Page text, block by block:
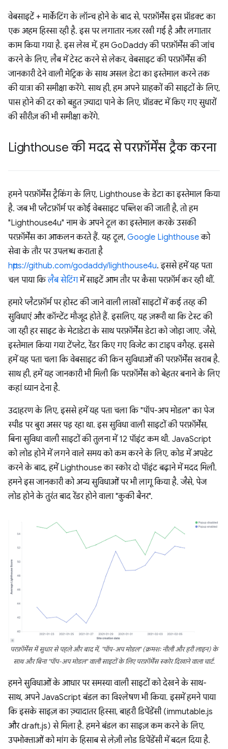
वेबसाइटें + मार्केटिंग के लॉन्च होने के बाद से, परफ़ॉर्मेंस इस प्रॉडक्ट का
एक अहम हिस्सा रही है. इस पर लगातार नज़र रखी गई है और लगातार
काम किया गया है. इस लेख में, हम GoDaddy की परफ़ॉर्मेंस की जांच
करने के लिए, लैब में टेस्ट करने से लेकर, वेबसाइट की परफ़ॉर्मेंस की
जानकारी देने वाली मेट्रिक के साथ असल डेटा का इस्तेमाल करने तक
की यात्रा की समीक्षा करेंगे. साथ ही, हम अपने ग्राहकों की साइटों के लिए,
पास होने की दर को बहुत ज़्यादा पाने के लिए, प्रॉडक्ट में किए गए सुधारों
की सीरीज़ की भी समीक्षा करेंगे.
Lighthouse की मदद से परफ़ॉर्मेंस ट्रैक करना
हमने परफ़ॉर्मेंस ट्रैकिंग के लिए, Lighthouse के डेटा का इस्तेमाल किया
है. जब भी प्लैटफ़ॉर्म पर कोई वेबसाइट पब्लिश की जाती है, तो हम
"Lighthouse4u" नाम के अपने टूल का इस्तेमाल करके उसकी
परफ़ॉर्मेंस का आकलन करते हैं. यह टूल, Google Lighthouseको
सेवा के तौर पर उपलब्ध कराता है
https://github.com/godaddy/lighthouse4u. इससे हमें यह पता
चल पाया किलैब सेटिंगमें साइटें आम तौर पर कैसा परफ़ॉर्म कर रही थीं.
हमारे प्लैटफ़ॉर्म पर होस्ट की जाने वाली लाखों साइटों में कई तरह की
सुविधाएं और कॉन्टेंट मौजूद होते हैं. इसलिए, यह ज़रूरी था कि टेस्ट की
जा रही हर साइट के मेटाडेटा के साथ परफ़ॉर्मेंस डेटा को जोड़ा जाए. जैसे,
इस्तेमाल किया गया टेंप्लेट, रेंडर किए गए विजेट का टाइप वगैरह. इससे
हमें यह पता चला कि वेबसाइट की किन सुविधाओं की परफ़ॉर्मेंस खराब है.
साथ ही, हमें यह जानकारी भी मिली कि परफ़ॉर्मेंस को बेहतर बनाने के लिए
कहां ध्यान देना है.
उदाहरण के लिए, इससे हमें यह पता चला कि "पॉप-अप मोडल" का पेज
स्पीड पर बुरा असर पड़ रहा था. इस सुविधा वाली साइटों की परफ़ॉर्मेंस,
बिना सुविधा वाली साइटों की तुलना में 12 पॉइंट कम थी. JavaScript
को लोड होने में लगने वाले समय को कम करने के लिए, कोड में अपडेट
करने के बाद, हमें Lighthouse का स्कोर दो पॉइंट बढ़ाने में मदद मिली.
हमने इस जानकारी को अन्य सुविधाओं पर भी लागू किया है. जैसे, पेज
लोड होने के तुरंत बाद रेंडर होने वाला "कुकी बैनर".
परफ़ॉर्मेंस में सुधार से पहले और बाद में, "पॉप-अप मोडल" (क्रमशः नीली और हरी लाइन) के
साथ और बिना "पॉप-अप मोडल" वाली साइटों के लिए परफ़ॉर्मेंस स्कोर दिखाने वाला चार्ट.
हमने सुविधाओं के आधार पर समस्या वाली साइटों को देखने के साथ-
साथ, अपने JavaScript बंडल का विश्लेषण भी किया. इसमें हमने पाया
कि इसके साइज़ का ज़्यादातर हिस्सा, बाहरी डिपेंडेंसी (immutable.js
और draft.js) से मिला है. हमने बंडल का साइज़ कम करने के लिए,
उपभोक्ताओं को मांग के हिसाब से लेज़ी लोड डिपेंडेंसी में बदल दिया है.